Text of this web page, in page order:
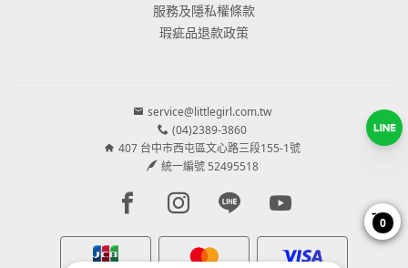
服務及隱私權條款
瑕疵品退款政策
service@littlegirl.com.tw
(04)2389-3860
407 台中市西屯區文心路三段155-1號
統一編號 52495518
Facebook page
Instagram page
Line pageYoutube page
0